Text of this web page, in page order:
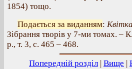
1854) тощо.
Подається за виданням:
Зібрання творів у 7-ми томах. –
р., т. 3, с. 465 – 468.
Попередній розділ | Вище |